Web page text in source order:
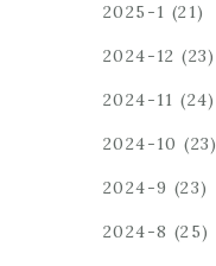
2025-1 (21)
2024-12 (23)
2024-11 (24)
2024-10 (23)
2024-9 (23)
2024-8 (25)